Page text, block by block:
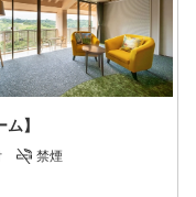
】
禁煙